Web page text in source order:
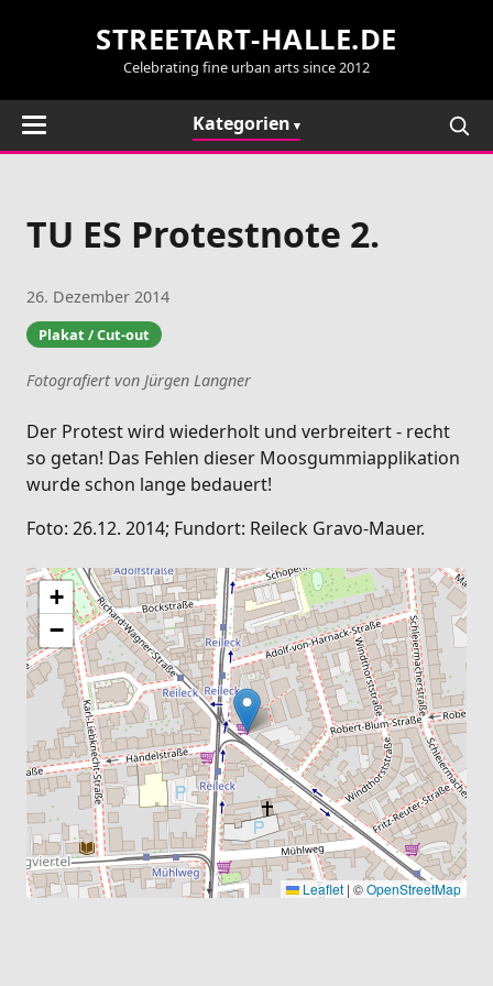
STREETART-HALLE.DE
Celebrating fine urban arts since 2012
Kategorien
TU ES Protestnote 2.
26. Dezember 2014
Plakat / Cut-out
Fotografiert von Jürgen Langner
Der Protest wird wiederholt und verbreitert - recht
so getan! Das Fehlen dieser Moosgummiapplikation
wurde schon lange bedauert!
Foto: 26.12. 2014; Fundort: Reileck Gravo-Mauer.
+
−
Leaflet | ©OpenStreetMap